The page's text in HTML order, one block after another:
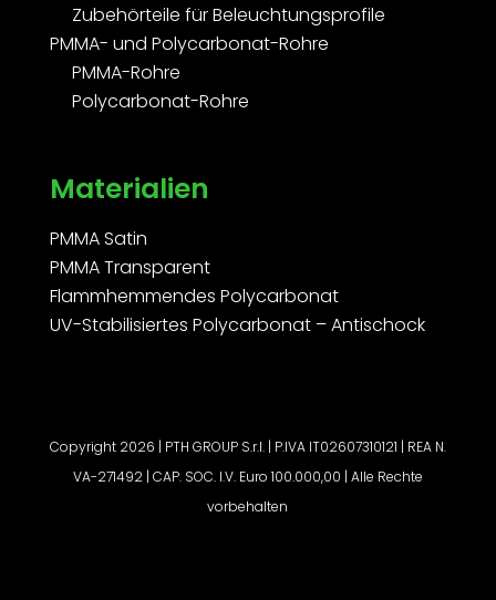
Zubehörteile für Beleuchtungsprofile
PMMA- und Polycarbonat-Rohre
PMMA-Rohre
Polycarbonat-Rohre
Materialien
PMMA Satin
PMMA Transparent
Flammhemmendes Polycarbonat
UV-Stabilisiertes Polycarbonat – Antischock
Copyright 2026 | PTH GROUP S.r.l. | P.IVA IT02607310121 | REA N.
VA-271492 | CAP. SOC. I.V. Euro 100.000,00 | Alle Rechte
vorbehalten